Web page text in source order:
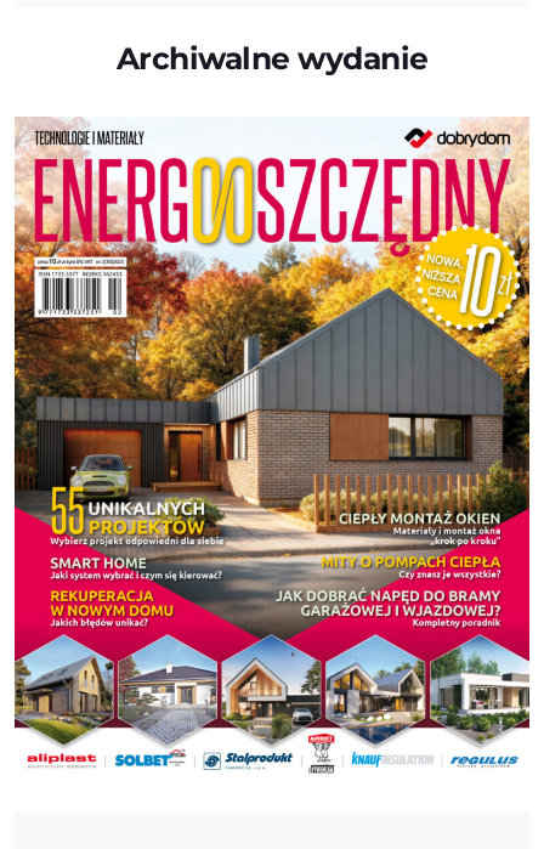
Archiwalne wydanie